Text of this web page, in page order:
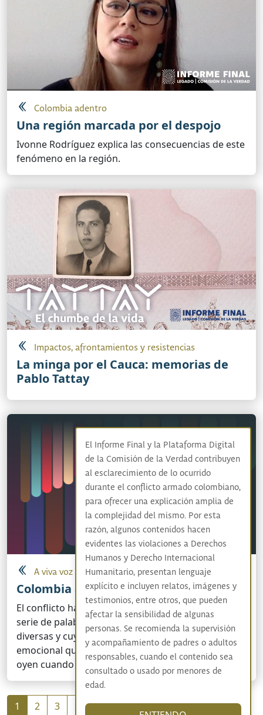
Colombia adentro
Una región marcada por el despojo
Ivonne Rodríguez explica las consecuencias de este
fenómeno en la región.
Impactos, afrontamientos y resistencias
La minga por el Cauca: memorias de
Pablo Tattay
A viva voz
Colombia adentro
El conflicto ha conducido al uso cotidiano de una
serie de palabras que encarnan experiencias
diversas y cuyo significado varía según la carga
emocional que tiene para quien la pronuncia. Así se
oyen cuando sus dueños las llenan de significado
Paginación
1 2 3 Siguiente ›Siguiente página
Último »Última página
El Informe Final y la Plataforma Digital
de la Comisión de la Verdad contribuyen
al esclarecimiento de lo ocurrido
durante el conflicto armado colombiano,
para ofrecer una explicación amplia de
la complejidad del mismo. Por esta
razón, algunos contenidos hacen
evidentes las violaciones a Derechos
Humanos y Derecho Internacional
Humanitario, presentan lenguaje
explícito e incluyen relatos, imágenes y
testimonios, entre otros, que pueden
afectar la sensibilidad de algunas
personas. Se recomienda la supervisión
y acompañamiento de padres o adultos
responsables, cuando el contenido sea
consultado o usado por menores de
edad.